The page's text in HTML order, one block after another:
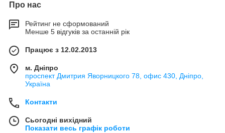
Про нас
Рейтинг не сформований
Менше 5 відгуків за останній рік
Працює з 12.02.2013
м. Дніпро
проспект Дмитрия Яворницкого 78, офис 430, Дніпро,
Україна
Контакти
Сьогодні вихідний
Показати весь графік роботи